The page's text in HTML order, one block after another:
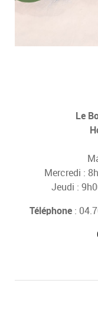
Le
Mercredi :
Jeudi :
Téléphone :